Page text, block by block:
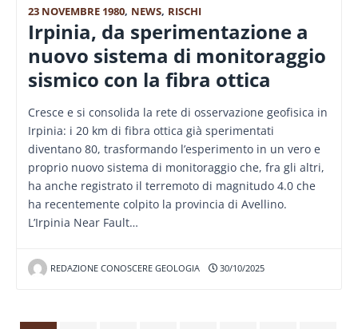
23 NOVEMBRE 1980, NEWS, RISCHI
Irpinia, da sperimentazione a
nuovo sistema di monitoraggio
sismico con la fibra ottica
Cresce e si consolida la rete di osservazione geofisica in
Irpinia: i 20 km di fibra ottica già sperimentati
diventano 80, trasformando l’esperimento in un vero e
proprio nuovo sistema di monitoraggio che, fra gli altri,
ha anche registrato il terremoto di magnitudo 4.0 che
ha recentemente colpito la provincia di Avellino.
L’Irpinia Near Fault…
REDAZIONE CONOSCERE GEOLOGIA 30/10/2025